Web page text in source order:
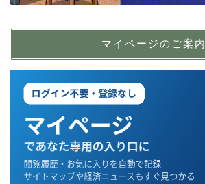
マイページのご案内